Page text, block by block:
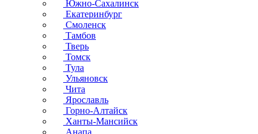
Южно-Сахалинск
Екатеринбург
Смоленск
Тамбов
Тверь
Томск
Тула
Ульяновск
Чита
Ярославль
Горно-Алтайск
Ханты-Мансийск
Анапа